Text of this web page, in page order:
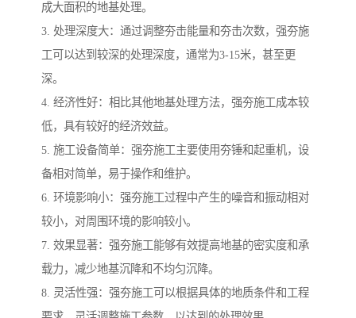
成大面积的地基处理。
3. 处理深度大：通过调整夯击能量和夯击次数，强夯施
工可以达到较深的处理深度，通常为3-15米，甚至更
深。
4. 经济性好：相比其他地基处理方法，强夯施工成本较
低，具有较好的经济效益。
5. 施工设备简单：强夯施工主要使用夯锤和起重机，设
备相对简单，易于操作和维护。
6. 环境影响小：强夯施工过程中产生的噪音和振动相对
较小，对周围环境的影响较小。
7. 效果显著：强夯施工能够有效提高地基的密实度和承
载力，减少地基沉降和不均匀沉降。
8. 灵活性强：强夯施工可以根据具体的地质条件和工程